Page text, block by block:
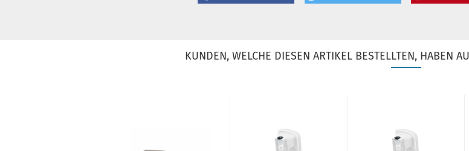
KUNDEN, WELCHE DIESEN ARTIKEL BESTELLTEN, HABEN